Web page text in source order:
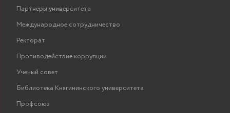
Партнеры университета
Международное сотрудничество
Ректорат
Противодействие коррупции
Ученый совет
Библиотека Княгининского университета
Профсоюз